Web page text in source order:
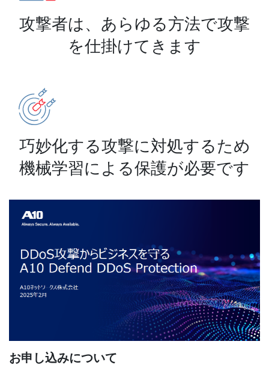
攻撃者は、あらゆる方法で攻撃
を仕掛けてきます
巧妙化する攻撃に対処するため
機械学習による保護が必要です
お申し込みについて